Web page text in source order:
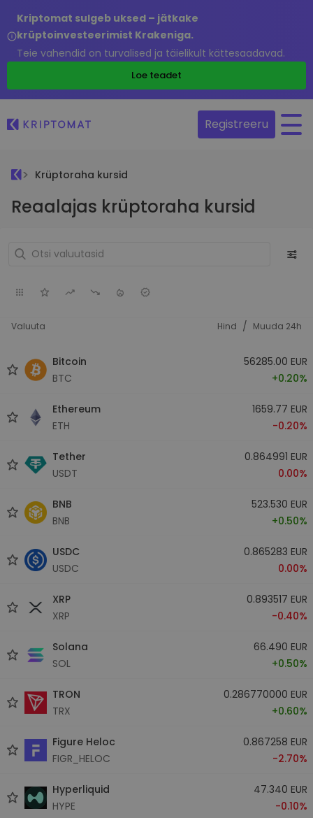
Kriptomat sulgeb uksed – jätkake
krüptoinvesteerimist Krakeniga.
Teie vahendid on turvalised ja täielikult kättesaadavad.
Loe teadet
Registreeru
Krüptoraha kursid
Reaalajas krüptoraha kursid
Valuuta Hind / Muuda 24h
Bitcoin
BTC
56285.00 EUR
+0.20%
Ethereum
ETH
1659.77 EUR
-0.20%
Tether
USDT
0.864991 EUR
0.00%
BNB
BNB
523.530 EUR
+0.50%
USDC
USDC
0.865283 EUR
0.00%
XRP
XRP
0.893517 EUR
-0.40%
Solana
SOL
66.490 EUR
+0.50%
TRON
TRX
0.286770000 EUR
+0.60%
Figure Heloc
FIGR_HELOC
0.867258 EUR
-2.70%
Hyperliquid
HYPE
47.340 EUR
-0.10%